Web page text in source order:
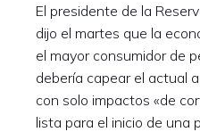
El presidente de la
dijo el martes que la
el mayor consumidor de
debería capear el actual
con solo impactos «de
lista para el inicio de una